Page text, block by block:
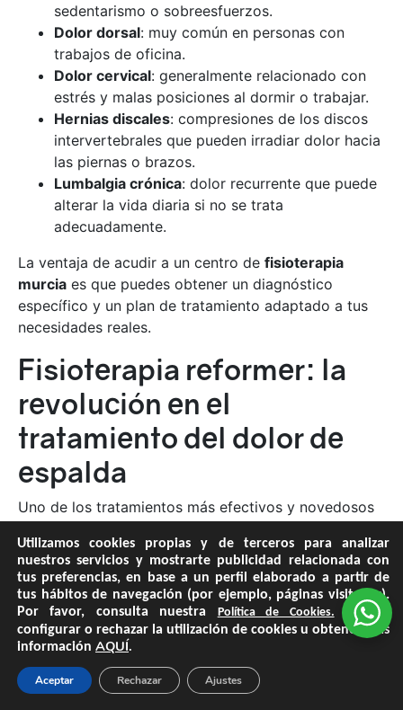
sedentarismo o sobreesfuerzos.
Dolor dorsal: muy común en personas con
trabajos de oficina.
Dolor cervical: generalmente relacionado con
estrés y malas posiciones al dormir o trabajar.
Hernias discales: compresiones de los discos
intervertebrales que pueden irradiar dolor hacia
las piernas o brazos.
Lumbalgia crónica: dolor recurrente que puede
alterar la vida diaria si no se trata
adecuadamente.
La ventaja de acudir a un centro de fisioterapia
murcia es que puedes obtener un diagnóstico
específico y un plan de tratamiento adaptado a tus
necesidades reales.
Fisioterapia reformer: la
revolución en el
tratamiento del dolor de
espalda
Uno de los tratamientos más efectivos y novedosos
reformer , una modalidad basada en el método
Pilates, pero adaptado a un contexto clínico y
terapéutico.
ElReformeres una máquina que permite trabajar la
musculatura profunda de la espalda de forma segura
y guiada. Este tipo de ejercicio controlado:
Utilizamos cookies propias y de terceros para analizar
nuestros servicios y mostrarte publicidad relacionada con
tus preferencias, en base a un perfil elaborado a partir de
tus hábitos de navegación (por ejemplo, páginas visitadas).
Por favor, consulta nuestra Política de Cookies. Puedes
configurar o rechazar la utilización de cookies u obtener más
información AQUÍ.
Aceptar Rechazar Ajustes